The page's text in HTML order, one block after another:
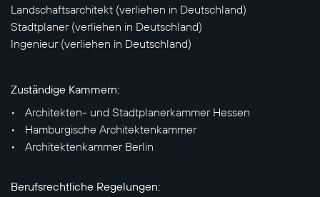
Landschaftsarchitekt (verliehen in Deutschland)
Stadtplaner (verliehen in Deutschland)
Ingenieur (verliehen in Deutschland)
Zuständige Kammern:
Architekten- und Stadtplanerkammer Hessen
Hamburgische Architektenkammer
Architektenkammer Berlin
Berufsrechtliche Regelungen: